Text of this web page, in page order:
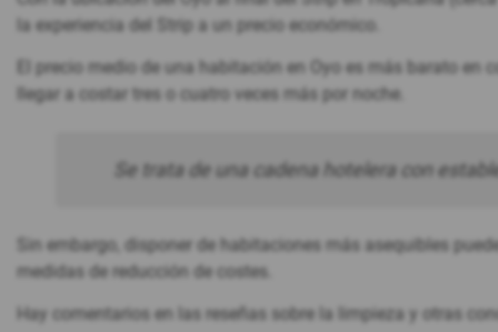
la experiencia del Strip a un precio económico.
El precio medio de una habitación en Oyo es más barato
llegar a costar tres o cuatro veces más por noche.
Se trata de una cadena hotelera con
Sin embargo, disponer de habitaciones más asequibles
medidas de reducción de costes.
Hay comentarios en las reseñas sobre la limpieza y otras